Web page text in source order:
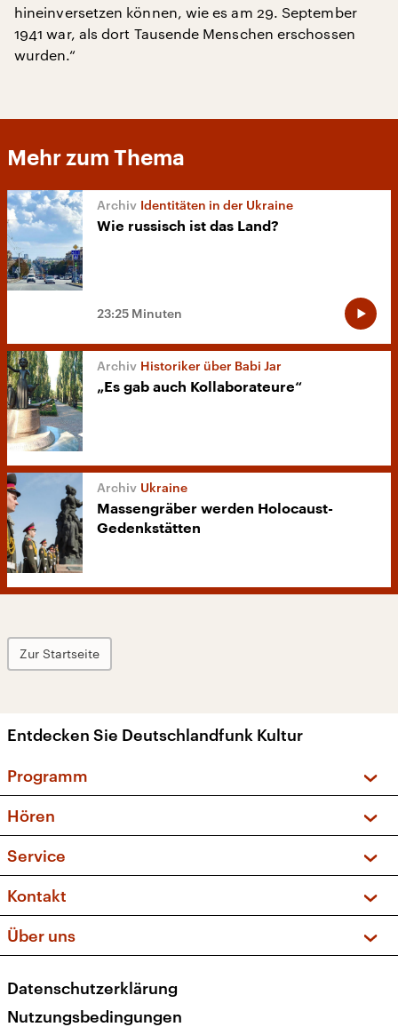
hineinversetzen können, wie es am 29. September
1941 war, als dort Tausende Menschen erschossen
wurden.“
Mehr zum Thema
Identitäten in der Ukraine
Wie russisch ist das Land?
23:25 Minuten
Historiker über Babi Jar
„Es gab auch Kollaborateure“
Ukraine
Massengräber werden Holocaust-
Gedenkstätten
Zur Startseite
Entdecken Sie Deutschlandfunk Kultur
Programm
Sendungen und Podcasts
Musikliste
Kakadu – Das Kinderprogramm
Hören
Frequenzen (UKW + DAB+)
Service
FAQ
Apps
Newsletter
Veranstaltungen
Kontakt
Social Media
Über uns
Presse
Karriere
Datenschutzerklärung
Nutzungsbedingungen